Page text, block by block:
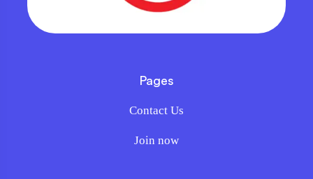
Pages
Contact Us
Join now